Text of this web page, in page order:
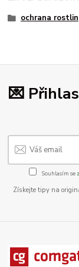
ochrana rostlin
💌
Souhlasím se
Získejte tipy na